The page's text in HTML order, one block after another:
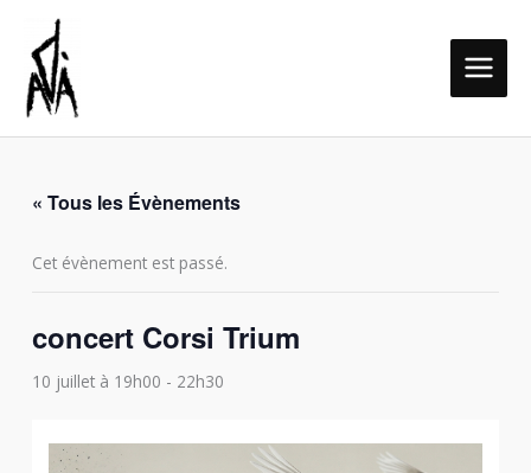
contenu
« Tous les Évènements
Cet évènement est passé.
concert Corsi Trium
10 juillet à 19h00 - 22h30